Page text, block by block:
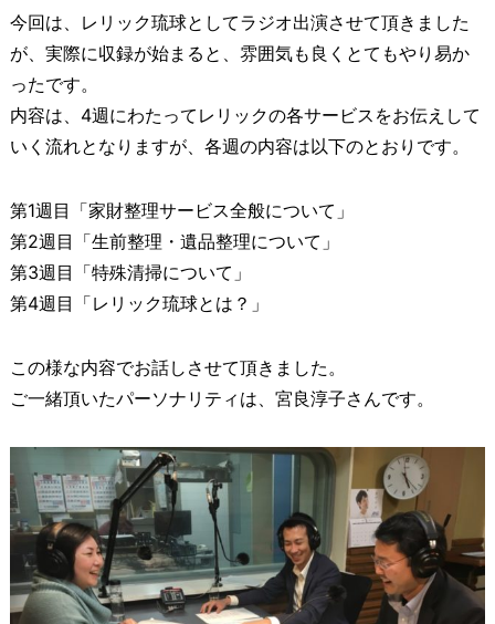
今回は、レリック琉球としてラジオ出演させて頂きました
が、実際に収録が始まると、雰囲気も良くとてもやり易か
ったです。
内容は、4週にわたってレリックの各サービスをお伝えして
いく流れとなりますが、各週の内容は以下のとおりです。
第1週目「家財整理サービス全般について」
第2週目「生前整理・遺品整理について」
第3週目「特殊清掃について」
第4週目「レリック琉球とは？」
この様な内容でお話しさせて頂きました。
ご一緒頂いたパーソナリティは、宮良淳子さんです。